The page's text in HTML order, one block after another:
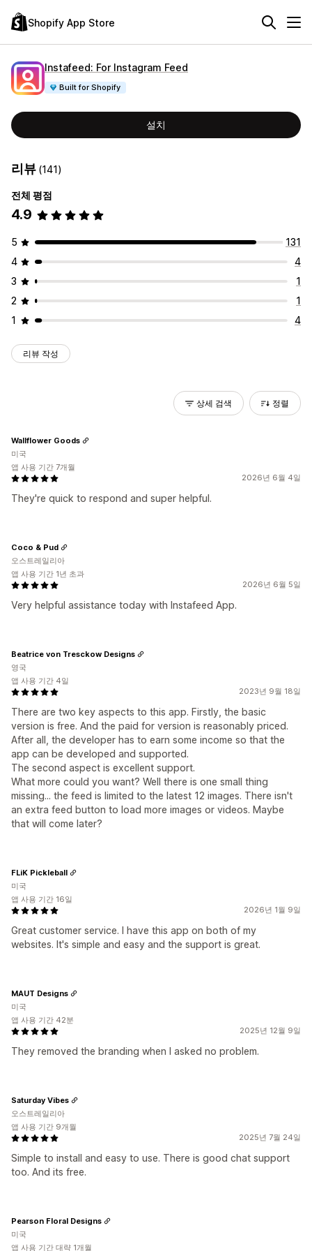
Shopify App Store
Instafeed: For Instagram Feed
Built for Shopify
설치
리뷰 (141)
전체 평점
4.9
5
131
4
4
3
1
2
1
1
4
리뷰 작성
상세 검색 정렬
2026년 6월 4일
They're quick to respond and super helpful.
Wallflower Goods
미국
앱 사용 기간 7개월
2026년 6월 5일
Very helpful assistance today with Instafeed App.
Coco & Pud
오스트레일리아
앱 사용 기간 1년 초과
2023년 9월 18일
There are two key aspects to this app. Firstly, the basic
version is free. And the paid for version is reasonably priced.
After all, the developer has to earn some income so that the
app can be developed and supported.
The second aspect is excellent support.
What more could you want? Well there is one small thing
missing... the feed is limited to the latest 12 images. There isn't
an extra feed button to load more images or videos. Maybe
that will come later?
Beatrice von Tresckow Designs
영국
앱 사용 기간 4일
2026년 1월 9일
Great customer service. I have this app on both of my
websites. It's simple and easy and the support is great.
FLiK Pickleball
미국
앱 사용 기간 16일
2025년 12월 9일
They removed the branding when I asked no problem.
MAUT Designs
미국
앱 사용 기간 42분
2025년 7월 24일
Simple to install and easy to use. There is good chat support
too. And its free.
Saturday Vibes
오스트레일리아
앱 사용 기간 9개월
Pearson Floral Designs
미국
앱 사용 기간 대략 1개월